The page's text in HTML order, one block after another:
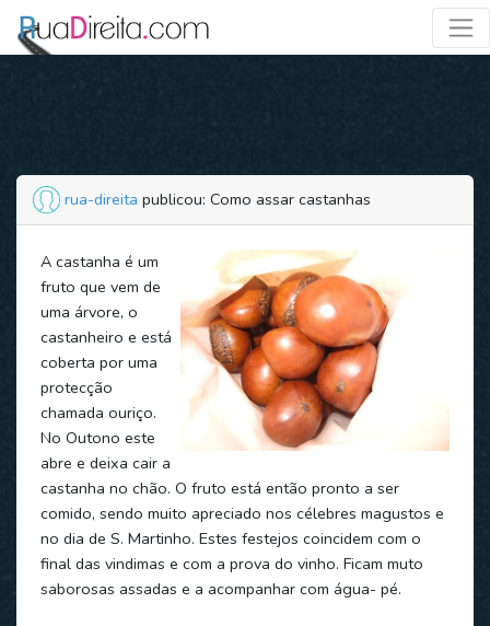
rua-direita publicou: Como assar castanhas
A castanha é um
fruto que vem de
uma árvore, o
castanheiro e está
coberta por uma
protecção
chamada ouriço.
No Outono este
abre e deixa cair a
castanha no chão. O fruto está então pronto a ser
comido, sendo muito apreciado nos célebres magustos e
no dia de S. Martinho. Estes festejos coincidem com o
final das vindimas e com a prova do vinho. Ficam muto
saborosas assadas e a acompanhar com água- pé.